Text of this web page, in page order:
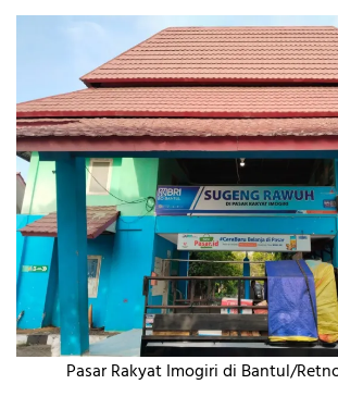
Pasar Rakyat Imogiri di Bantul/